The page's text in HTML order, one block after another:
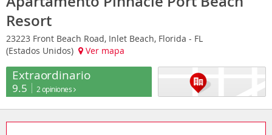
Resort
23223 Front Beach Road, Inlet Beach, Florida - FL
(Estados Unidos)
Ver mapa
Extraordinario
9.5 2 opiniones